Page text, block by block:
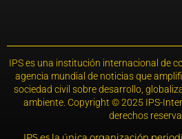
IPS es una institución internacional de
agencia mundial de noticias que
sociedad civil sobre desarrollo,
ambiente. Copyright © 2025 IPS-
derechos
IPS es la única organización